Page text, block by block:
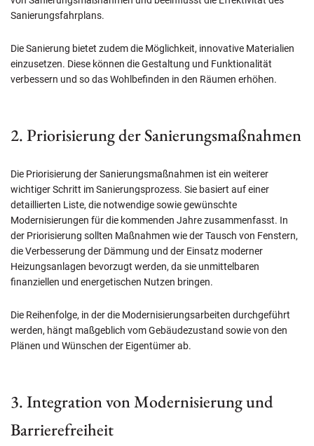
Sanierungsfahrplans.
Die Sanierung bietet zudem die Möglichkeit, innovative Materialien
einzusetzen. Diese können die Gestaltung und Funktionalität
verbessern und so das Wohlbefinden in den Räumen erhöhen.
2. Priorisierung der Sanierungsmaßnahmen
Die Priorisierung der Sanierungsmaßnahmen ist ein weiterer
wichtiger Schritt im Sanierungsprozess. Sie basiert auf einer
detaillierten Liste, die notwendige sowie gewünschte
Modernisierungen für die kommenden Jahre zusammenfasst. In
der Priorisierung sollten Maßnahmen wie der Tausch von Fenstern,
die Verbesserung der Dämmung und der Einsatz moderner
Heizungsanlagen bevorzugt werden, da sie unmittelbaren
finanziellen und energetischen Nutzen bringen.
Die Reihenfolge, in der die Modernisierungsarbeiten durchgeführt
werden, hängt maßgeblich vom Gebäudezustand sowie von den
Plänen und Wünschen der Eigentümer ab.
3. Integration von Modernisierung und
Barrierefreiheit